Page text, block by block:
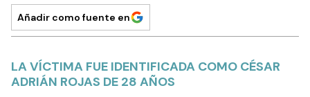
Añadir como fuente en
LA VÍCTIMA FUE IDENTIFICADA COMO CÉSAR
ADRIÁN ROJAS DE 28 AÑOS